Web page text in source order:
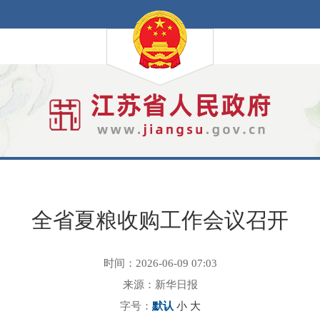
全省夏粮收购工作会议召开
时间：2026-06-09 07:03
来源：新华日报
字号： 默认 小 大